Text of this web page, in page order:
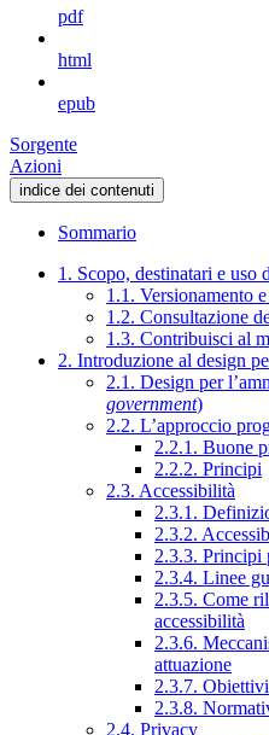
pdf
html
epub
Sorgente
Azioni
indice dei contenuti
Sommario
1. Scopo, destinatari e uso
1.1. Versionamento
1.2. Consultazione
1.3. Contribuisci al
2. Introduzione al design
2.1. Design per
government)
2.2. L’approccio
2.2.1. Buone
2.2.2. Principi
2.3. Accessibilità
2.3.1.
2.3.2.
2.3.3. Principi
2.3.4. Linee
2.3.5. Come
accessibilità
2.3.6.
attuazione
2.3.7.
2.3.8.
2.4. Privacy